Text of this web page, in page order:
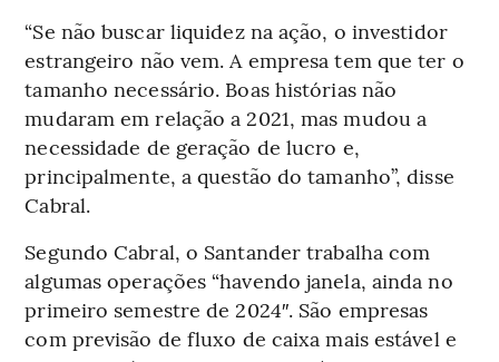
“Se não buscar liquidez na ação, o investidor
estrangeiro não vem. A empresa tem que ter o
tamanho necessário. Boas histórias não
mudaram em relação a 2021, mas mudou a
necessidade de geração de lucro e,
principalmente, a questão do tamanho”, disse
Cabral.
Segundo Cabral, o Santander trabalha com
algumas operações “havendo janela, ainda no
primeiro semestre de 2024″. São empresas
com previsão de fluxo de caixa mais estável e